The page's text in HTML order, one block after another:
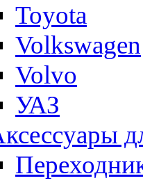
Toyota
Volkswagen
Volvo
УАЗ